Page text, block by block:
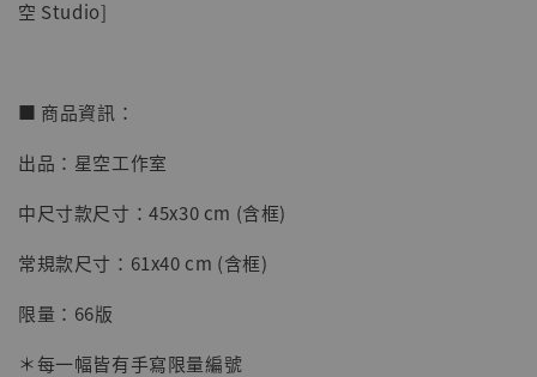
【店內現貨】七龍珠 系列蒐藏雕像 悟空 鳥山
明紀念款 [奇蹟工作室]
NT$ 5,580
空 Studio]
■ 商品資訊：
出品：星空工作室
中尺寸款尺寸：45x30 cm (含框)
常規款尺寸：61x40 cm (含框)
限量：66版
＊每一幅皆有手寫限量編號